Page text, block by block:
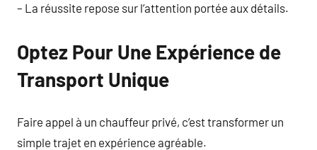
– La réussite repose sur l’attention portée aux détails.
Optez Pour Une Expérience de
Transport Unique
Faire appel à un chauffeur privé, c’est transformer un
simple trajet en expérience agréable.